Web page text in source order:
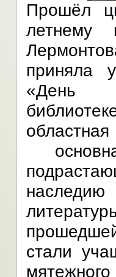
Прошёл
приняла
«День
стали